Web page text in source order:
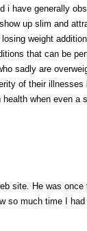
i have generally
up slim and
weight
that can be
sadly are
of their
when even a
site. He was
so much time I